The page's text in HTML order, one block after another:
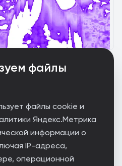
файлы
файлы cookie и
Яндекс.Метрика
информации о
IP-адреса,
операционной